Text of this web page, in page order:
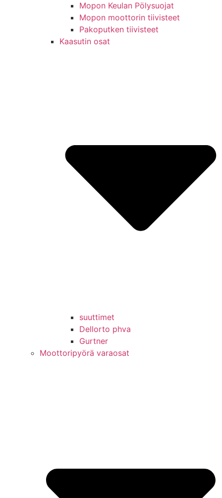
Mopon Keulan Pölysuojat
Mopon moottorin tiivisteet
Pakoputken tiivisteet
Kaasutin osat
suuttimet
Dellorto phva
Gurtner
Moottoripyörä varaosat